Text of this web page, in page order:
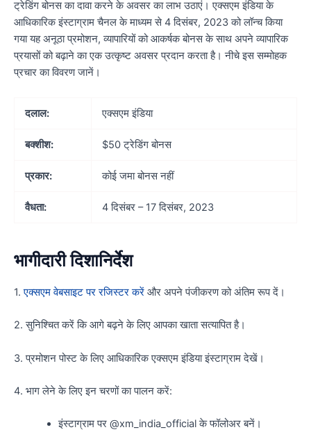
ट्रेडिंग बोनस का दावा करने के अवसर का लाभ उठाएं। एक्सएम इंडिया के
आधिकारिक इंस्टाग्राम चैनल के माध्यम से 4 दिसंबर, 2023 को लॉन्च किया
गया यह अनूठा प्रमोशन, व्यापारियों को आकर्षक बोनस के साथ अपने व्यापारिक
प्रयासों को बढ़ाने का एक उत्कृष्ट अवसर प्रदान करता है। नीचे इस सम्मोहक
प्रचार का विवरण जानें।
दलाल: एक्सएम इंडिया
बक्शीश: $50 ट्रेडिंग बोनस
प्रकार: कोई जमा बोनस नहीं
वैधता: 4 दिसंबर – 17 दिसंबर, 2023
भागीदारी दिशानिर्देश
1.एक्सएम वेबसाइट पर रजिस्टर करें और अपने पंजीकरण को अंतिम रूप दें।
2. सुनिश्चित करें कि आगे बढ़ने के लिए आपका खाता सत्यापित है।
3. प्रमोशन पोस्ट के लिए आधिकारिक एक्सएम इंडिया इंस्टाग्राम देखें।
4. भाग लेने के लिए इन चरणों का पालन करें:
इंस्टाग्राम पर @xm_india_official के फॉलोअर बनें।